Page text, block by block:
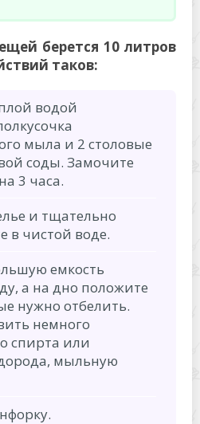
берется 10 литров
таков:
водой
мыла и 2 столовые
соды. Замочите
3 часа.
и тщательно
в чистой воде.
емкость
а на дно положите
нужно отбелить.
немного
спирта или
мыльную